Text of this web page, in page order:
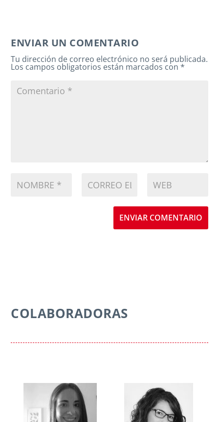
ENVIAR UN COMENTARIO
Tu dirección de correo electrónico no será publicada.
Los campos obligatorios están marcados con*
ENVIAR COMENTARIO
COLABORADORAS